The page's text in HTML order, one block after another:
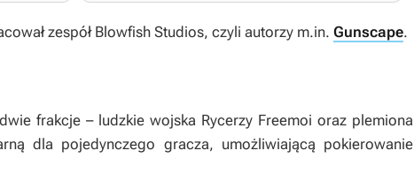
zespół Blowfish Studios, czyli autorzy m.in. Gunscape.
frakcje – ludzkie wojska Rycerzy Freemoi oraz plemiona
dla pojedynczego gracza, umożliwiającą pokierowanie